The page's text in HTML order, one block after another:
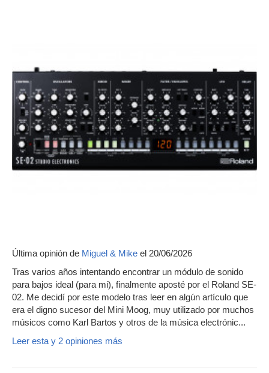
Última opinión de Miguel & Mike el 20/06/2026
Tras varios años intentando encontrar un módulo de sonido
para bajos ideal (para mi), finalmente aposté por el Roland SE-
02. Me decidí por este modelo tras leer en algún artículo que
era el digno sucesor del Mini Moog, muy utilizado por muchos
músicos como Karl Bartos y otros de la música electrónic...
Leer esta y 2 opiniones más